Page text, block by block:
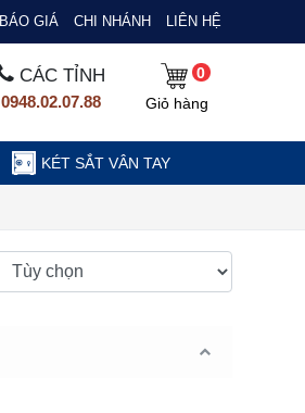
BÁO GIÁ CHI NHÁNH LIÊN HỆ
CÁC TỈNH
0948.02.07.88
0
Giỏ hàng
KÉT SẮT VÂN TAY